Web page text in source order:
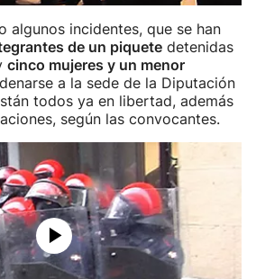
algunos incidentes, que se han
de un piquete detenidas
cinco mujeres y un menor
a la sede de la Diputación
todos ya en libertad, además
según las convocantes.